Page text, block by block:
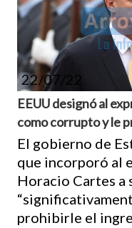
22/07/22
EEUU designó al
como corrupto y le
El gobierno de
que incorporó al
Horacio Cartes a
prohibirle el